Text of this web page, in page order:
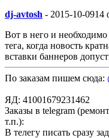
dj-avtosh - 2015-10-0914
Вот в него и необходимо
тега, когда новость
вставки баннеров
По заказам пишем сюда:
ЯД: 41001679231462
Заказы в telegram
т.п.):
В телегу писать сразу